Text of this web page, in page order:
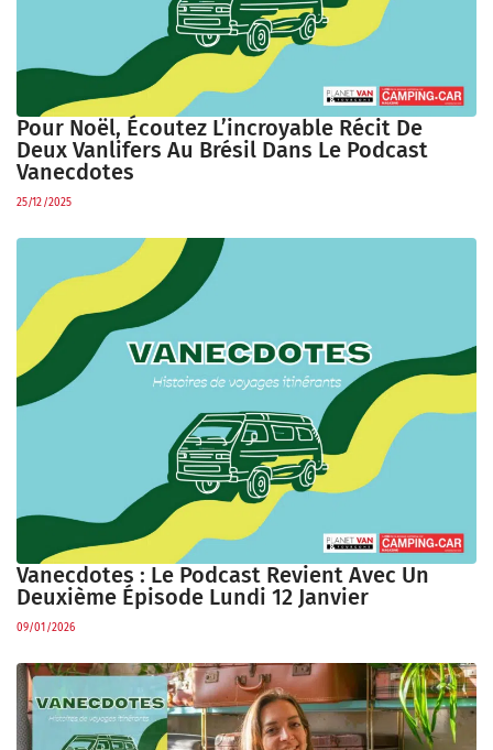
Pour Noël, Écoutez L’incroyable Récit De
Deux Vanlifers Au Brésil Dans Le Podcast
Vanecdotes
25/12/2025
Vanecdotes : Le Podcast Revient Avec Un
Deuxième Épisode Lundi 12 Janvier
09/01/2026